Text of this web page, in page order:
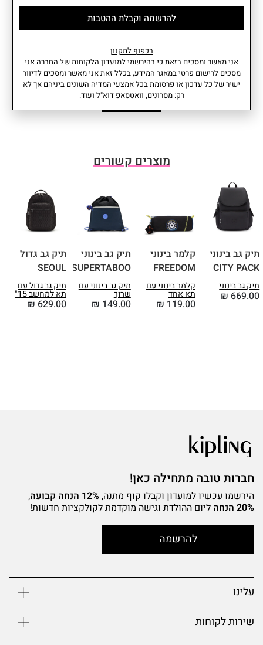
מידע נוסף
• תא ראשי עם סגירת רוכסן.
• תא קדמי עם סגירת רוכסן.
מאפיינים
נפח: 1 ליטר
משקל: 0.08 ק"ג
רוחב: 6.5 ס"מ I גובה: 7 ס"מ I עומק:
22 ס"מ
44% פוליאמיד.
עוד
מוצרים קשורים
תיק גב בינוני
CITY PACK
תיק גב בינוני
₪669.00
קלמר בינוני
FREEDOM
קלמר בינוני עם
תא אחד
₪119.00
תיק גב בינוני
SUPERTABOO
תיק גב בינוני עם
שרוך
₪149.00
תיק גב גדול
SEOUL
תיק גב גדול עם
תא למחשב 15"
₪629.00
חברות טובה מתחילה כאן!
הירשמו עכשיו למועדון וקבלו קוף מתנה, 12% הנחה קבועה
,
20% הנחה
ליום ההולדת וגישה מוקדמת לקולקציות חדשות!
להרשמה
עלינו
שירות לקוחות
להרשמה וקבלת ההטבות
בכפוף לתקנון
אני מאשר ומסכים בזאת כי בהירשמי למועדון הלקוחות של החברה אני
מסכים לרישום פרטי במאגר המידע, בכלל זאת אני מאשר ומסכים לדיוור
ישיר של כל עדכון או פרסומת בכל אמצעי המדיה השונים ביניהם אך לא
רק: מסרונים, וואטסאפ דוא"ל ועוד.